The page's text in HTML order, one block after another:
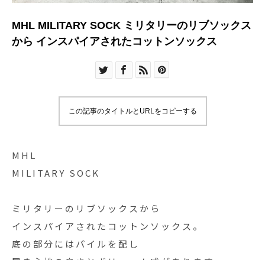
MHL MILITARY SOCK ミリタリーのリブソックス
から インスパイアされたコットンソックス
この記事のタイトルとURLをコピーする
MHL
MILITARY SOCK
ミリタリーのリブソックスから
インスパイアされたコットンソックス。
底の部分にはパイルを配し